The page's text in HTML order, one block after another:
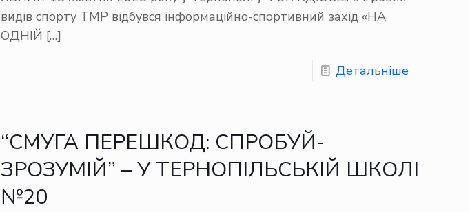
видів спорту ТМР відбувся інформаційно-спортивний захід «НА
ОДНІЙ […]
Детальніше
“СМУГА ПЕРЕШКОД: СПРОБУЙ-
ЗРОЗУМІЙ” – У ТЕРНОПІЛЬСЬКІЙ ШКОЛІ
№20